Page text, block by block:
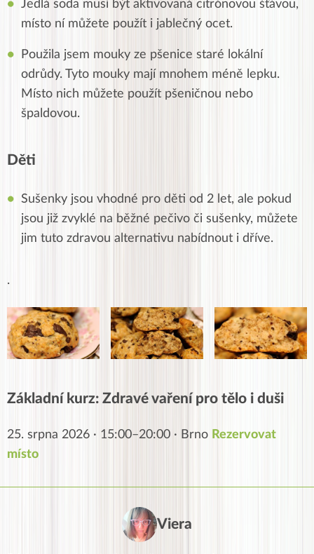
Jedlá soda musí být aktivovaná citrónovou šťávou,
místo ní můžete použít i jablečný ocet.
Použila jsem mouky ze pšenice staré lokální
odrůdy. Tyto mouky mají mnohem méně lepku.
Místo nich můžete použít pšeničnou nebo
špaldovou.
Děti
Sušenky jsou vhodné pro děti od 2 let, ale pokud
jsou již zvyklé na běžné pečivo či sušenky, můžete
jim tuto zdravou alternativu nabídnout i dříve.
.
Základní kurz: Zdravé vaření pro tělo i duši
25. srpna 2026 · 15:00–20:00 · Brno Rezervovat
místo
Viera